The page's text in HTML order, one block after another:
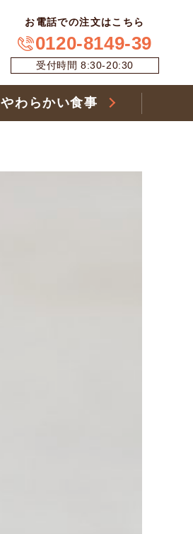
お電話での注文はこちら
0120-8149-39
受付時間 8:30-20:30
やわらかい食事